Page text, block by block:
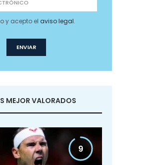
y acepto elaviso legal.
MEJOR VALORADOS
9